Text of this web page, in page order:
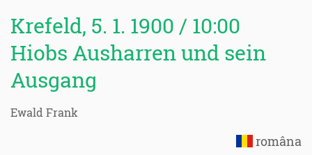
Krefeld, 5. 1. 1900 / 10:00
Hiobs Ausharren und sein
Ausgang
Ewald Frank
româna